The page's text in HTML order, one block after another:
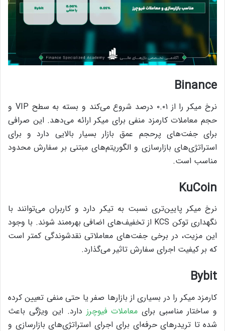
Binance
نرخ میکر را از ۰.۰۱ درصد شروع می‌کند و بسته به سطح VIP و
حجم معاملات کارمزد منفی برای میکر ارائه می‌دهد. این صرافی
برای جفت‌های پرحجم عمق بازار بسیار بالایی دارد و برای
استراتژی‌های بازارسازی و الگوریتم‌های مبتنی بر سفارش محدود
مناسب است.
KuCoin
نرخ میکر پایین‌تری نسبت به تیکر دارد و کاربران می‌توانند با
نگهداری توکن KCS از تخفیف‌های اضافی بهره‌مند شوند. با وجود
این مزیت، در برخی جفت‌های معاملاتی نقدشوندگی کمتر است
که بر کیفیت اجرای سفارش تاثیر می‌گذارد.
Bybit
کارمزد میکر را در بسیاری از بازارها صفر یا حتی منفی تعیین کرده
و ساختار مناسبی برای معاملات فیوچرز دارد. این ویژگی باعث
شده تا تریدرهای حرفه‌ای برای اجرای استراتژی‌های بازارسازی و